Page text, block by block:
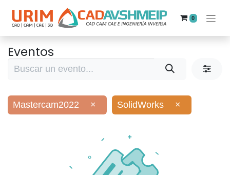
0
Eventos
Mastercam2022 × SolidWorks ×